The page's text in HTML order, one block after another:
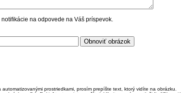
na odpovede na Váš príspevok.
prostriedkami, prosím prepíšte text, ktorý vidíte na obrázku.